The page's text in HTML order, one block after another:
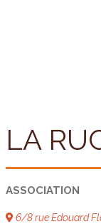
LA
ASSOCIATION
6/8 rue Edouard